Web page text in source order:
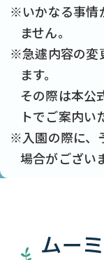
※いかなる事情
ません。
※急遽内容の変
ます。
その際は本公
トでご案内い
※入園の際に、
場合がござい
ムー